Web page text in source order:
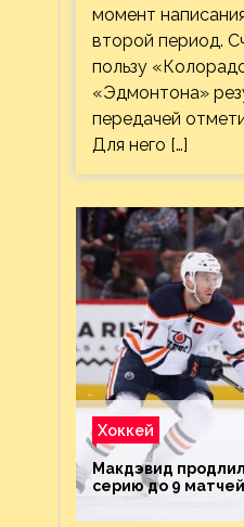
момент
второй период.
пользу
«Эдмонтона»
передачей
Для него […]
Хоккей
Макдэвид
серию до 9